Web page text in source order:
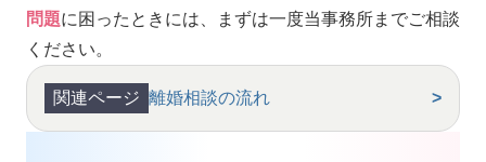
問題に困ったときには、まずは一度当事務所までご相談
ください。
関連ページ 離婚相談の流れ